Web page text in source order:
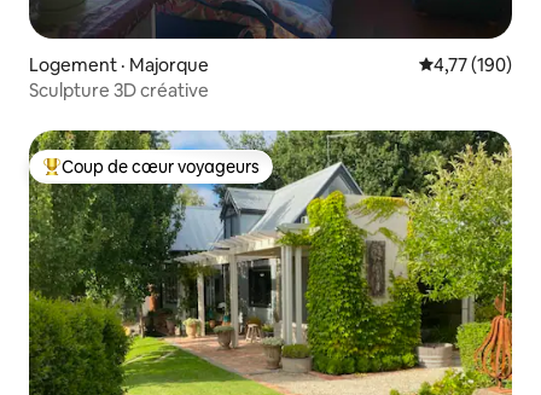
Logement · Majorque Note
4,77 (190)
Sculpture 3D créative
Coup de cœur voyageurs parmi les plus aimés
Coup de cœur voyageurs